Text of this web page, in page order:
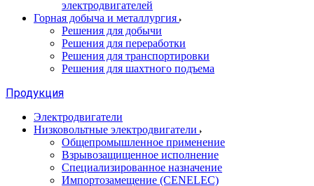
электродвигателей
Горная добыча и металлургия
Решения для добычи
Решения для переработки
Решения для транспортировки
Решения для шахтного подъема
Продукция
Электродвигатели
Низковольтные электродвигатели
Общепромышленное применение
Взрывозащищенное исполнение
Специализированное назначение
Импортозамещение (CENELEC)